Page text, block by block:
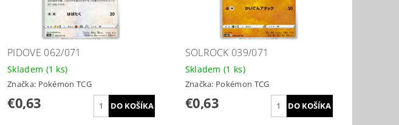
PIDOVE 062/071
Skladem (1 ks)
Značka: Pokémon TCG
€0,63
SOLROCK 039/071
Skladem(1 ks)
Značka: Pokémon TCG
€0,63